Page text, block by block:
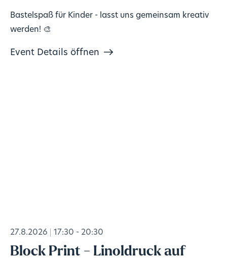
Bastelspaß für Kinder - lasst uns gemeinsam kreativ
werden! 🎨
Event Details öffnen
27.8.2026 17:30 - 20:30
Block Print - Linoldruck auf